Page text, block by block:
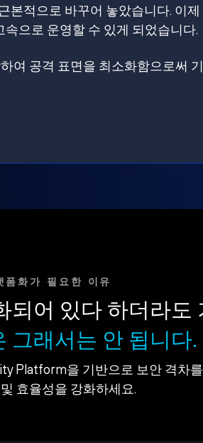
본적으로 바꾸어 놓았습니다. 이제
으로 운영할 수 있게 되었습니다.
여 공격 표면을 최소화함으로써
폼화가 필요한 이유
되어 있다 하더라도
그래서는 안 됩니다.
Platform을 기반으로 보안 격차
효율성을 강화하세요.